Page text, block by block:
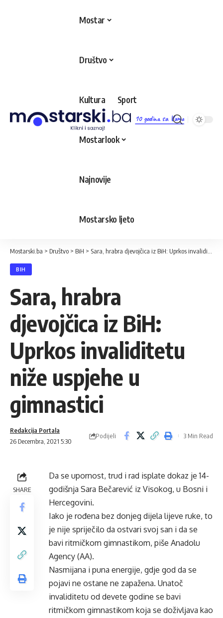
10 godina sa Vama
Mostar
Društvo
Kultura Sport
Mostarlook
Najnovije
Mostarsko ljeto
Mostarski.ba > Društvo > BiH > Sara, hrabra djevojčica iz BiH: Uprkos invaliditetu niže uspjehe u gimnastici
BIH
Sara, hrabra
djevojčica iz BiH:
Uprkos invaliditetu
niže uspjehe u
gimnastici
26 Decembra, 2021 5:30
Redakcija Portala
Podijeli 3 Min Read
SHARE
Da se upornost, trud i rad isplate dokaz je 14-
godišnja Sara Bečarević iz Visokog, u Bosni i
Hercegovini.
Iako je rođena bez donjeg dijela lijeve ruke, to
je nije spriječilo da ostvari svoj san i da se
bavi ritmičkom gimnastikom, piše Anadolu
Agency (AA).
Nasmijana i puna energije, gdje god da se
pojavi ne ostane ne zapažena. Unatoč
invaliditetu od devete godine se bavi
ritmičkom gimnastikom koja se doživljava kao